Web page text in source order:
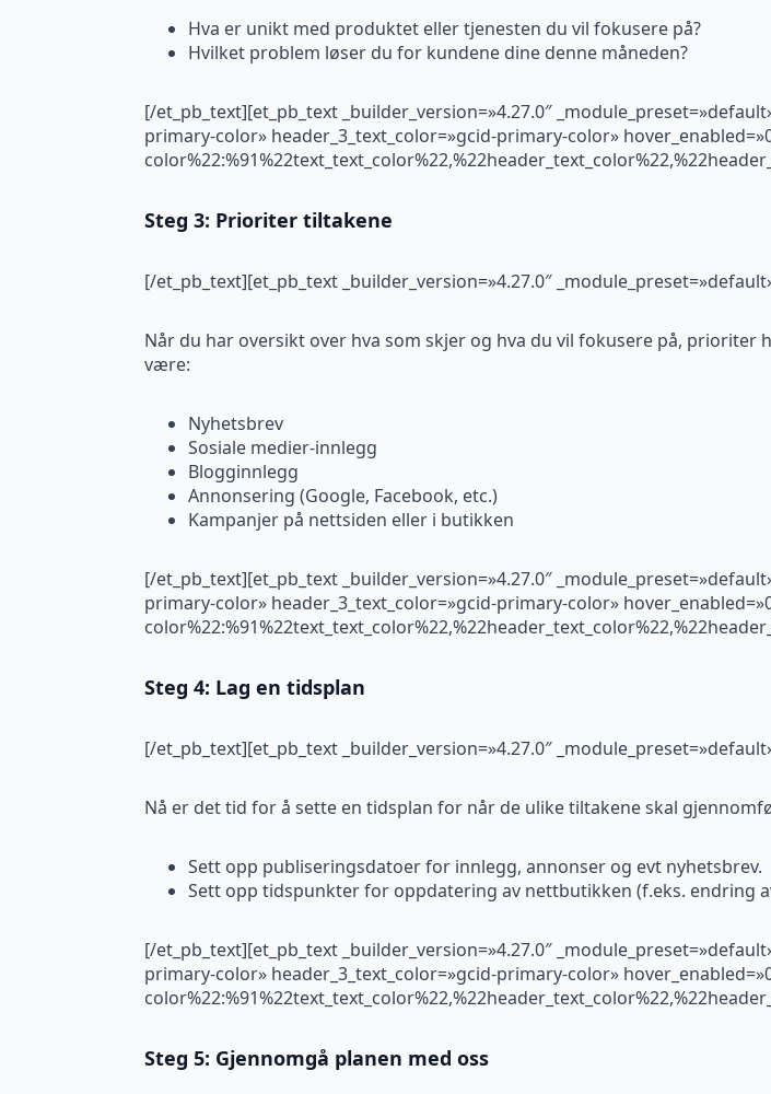
Hva er unikt med produktet eller tjenesten du vil fokusere på?
Hvilket problem løser du for kundene dine denne måneden?
[/et_pb_text][et_pb_text _builder_version=»4.27.0″
primary-color» header_3_text_color=»gcid-primary-color»
Steg 3: Prioriter tiltakene
[/et_pb_text][et_pb_text _builder_version=»4.27.0″
Når du har oversikt over hva som skjer og hva du vil fokusere på,
være:
Nyhetsbrev
Sosiale medier-innlegg
Blogginnlegg
Annonsering (Google, Facebook, etc.)
Kampanjer på nettsiden eller i butikken
[/et_pb_text][et_pb_text _builder_version=»4.27.0″
primary-color» header_3_text_color=»gcid-primary-color»
Steg 4: Lag en tidsplan
[/et_pb_text][et_pb_text _builder_version=»4.27.0″
Nå er det tid for å sette en tidsplan for når de ulike tiltakene skal
Sett opp publiseringsdatoer for innlegg, annonser og evt nyhetsbrev.
Sett opp tidspunkter for oppdatering av nettbutikken (f.eks. endring
[/et_pb_text][et_pb_text _builder_version=»4.27.0″
primary-color» header_3_text_color=»gcid-primary-color»
Steg 5: Gjennomgå planen med oss